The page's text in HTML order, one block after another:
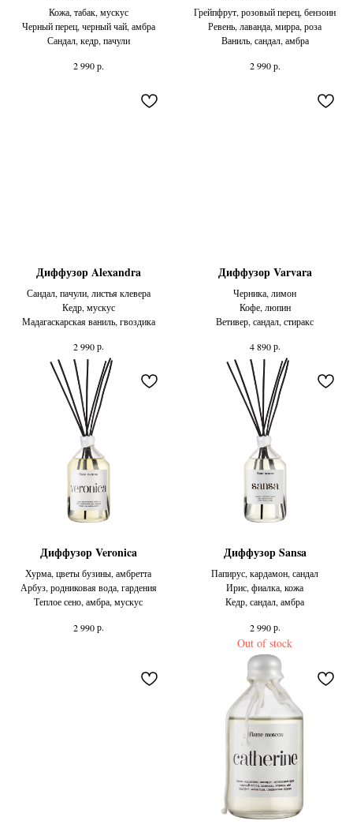
Кожа, табак, мускус
Черный перец, черный чай, амбра
Сандал, кедр, пачули
2 990 р.
Грейпфрут, розовый перец, бензоин
Ревень, лаванда, мирра, роза
Ваниль, сандал, амбра
2 990 р.
Диффузор Alexandra
Сандал, пачули, листья клевера
Кедр, мускус
Мадагаскарская ваниль, гвоздика
2 990 р.
Диффузор Varvara
Черника, лимон
Кофе, люпин
Ветивер, сандал, стиракс
4 890 р.
Диффузор Veronica
Хурма, цветы бузины, амбретта
Арбуз, родниковая вода, гардения
Теплое сено, амбра, мускус
2 990 р.
Диффузор Sansa
Папирус, кардамон, сандал
Ирис, фиалка, кожа
Кедр, сандал, амбра
2 990 р.
Out of stock